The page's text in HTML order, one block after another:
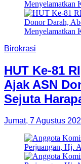
Birokrasi
HUT Ke-81
Ajak ASN
Sejuta
Jumat, 7 Agustus